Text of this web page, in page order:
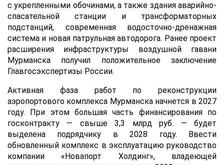
с укрепленными обочинами, а также здания аварийно-
спасательной станции и трансформаторных
подстанций, современная водосточно-дренажная
система и новая патрульная автодорога. Ранее проект
расширения инфраструктуры воздушной гавани
Мурманска получил положительное заключение
Главгосэкспертизы России.
Активная фаза работ по реконструкции
аэропортового комплекса Мурманска начнется в 2027
году. При этом большая часть финансирования по
госконтракту — свыше 3,3 млрд руб. — будет
выделена подрядчику в 2028 году. Ввести
обновленный комплекс в эксплуатацию руководство
компании «Новапорт Холдинг», владеющей